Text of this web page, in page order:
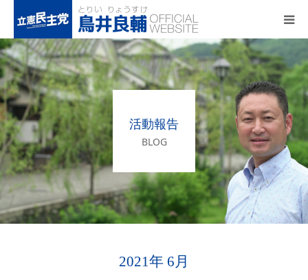
活動報告
BLOG
2021年 6月
トップページ
基本政策
プロフィール
事務所アクセス
活動報告